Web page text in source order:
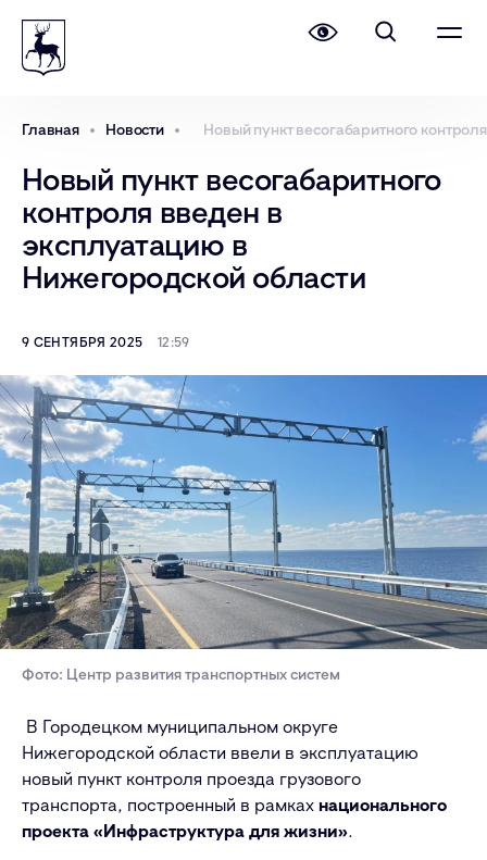
Главная Новости Новый пункт весогабаритного
Новый пункт весогабаритного
контроля введен в
эксплуатацию в
Нижегородской области
9 СЕНТЯБРЯ 2025 12:59
Фото: Центр развития транспортных систем
В Городецком муниципальном округе
Нижегородской области ввели в эксплуатацию
новый пункт контроля проезда грузового
транспорта, построенный в рамках национального
проекта «Инфраструктура для жизни».